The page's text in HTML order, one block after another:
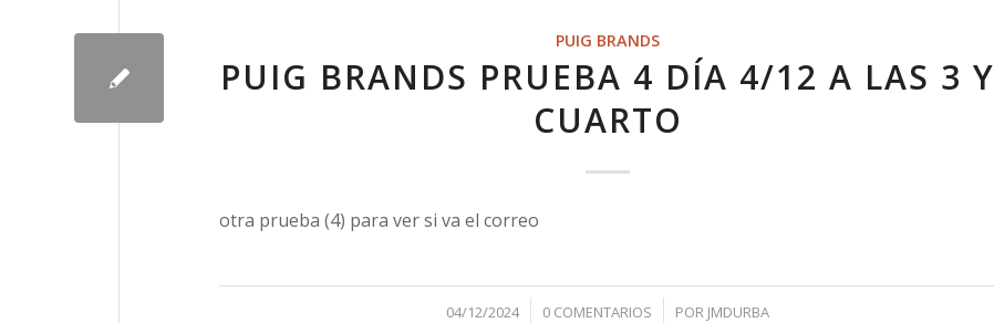
PUIG BRANDS
PUIG BRANDS PRUEBA 4 DÍA 4/12 A LAS 3 Y
CUARTO
otra prueba (4) para ver si va el correo
04/12/2024
/ 0 COMENTARIOS
/ POR JMDURBA